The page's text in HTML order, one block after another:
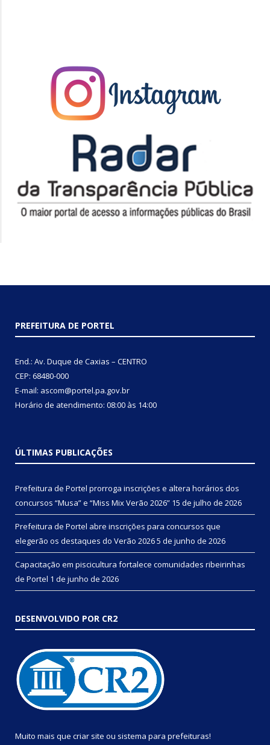
PREFEITURA DE PORTEL
End.: Av. Duque de Caxias – CENTRO
CEP: 68480-000
E-mail: ascom@portel.pa.gov.br
Horário de atendimento: 08:00 às 14:00
ÚLTIMAS PUBLICAÇÕES
Prefeitura de Portel prorroga inscrições e altera horários dos
concursos “Musa” e “Miss Mix Verão 2026” 15 de julho de 2026
Prefeitura de Portel abre inscrições para concursos que
elegerão os destaques do Verão 20265 de junho de 2026
Capacitação em piscicultura fortalece comunidades ribeirinhas
de Portel 1 de junho de 2026
DESENVOLVIDO POR CR2
Muito mais que criar site ou sistema para prefeituras!